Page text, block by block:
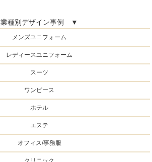
業種別デザイン事例 ▼
メンズユニフォーム
レディースユニフォーム
スーツ
ワンピース
ホテル
エステ
オフィス/事務服